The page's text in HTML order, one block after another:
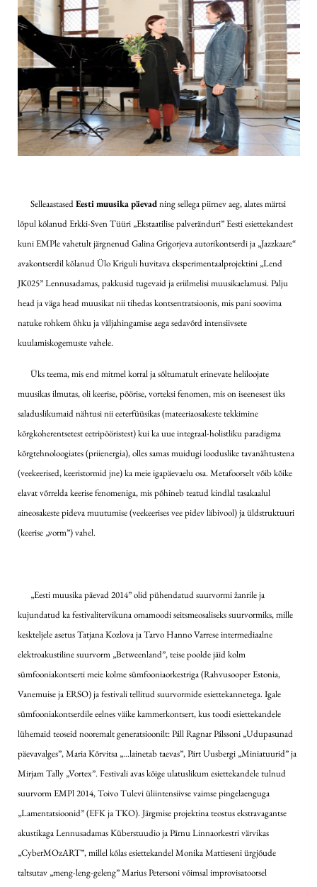
SelleaastasedEesti muusika päevadning sellega piirnev aeg, alates märtsi
lõpul kõlanud Erkki-Sven Tüüri „Ekstaatilise palveränduri” Eesti esiettekandest
kuni EMPle vahetult järgnenud Galina Grigorjeva autorikontserdi ja „Jazzkaare“
avakontserdil kõlanud Ülo Kriguli huvitava eksperimentaalprojektini „Lend
JK025” Lennusadamas, pakkusid tugevaid ja eriilmelisi muusikaelamusi. Palju
head ja väga head muusikat nii tihedas kontsentratsioonis, mis pani soovima
natuke rohkem õhku ja väljahingamise aega sedavõrd intensiivsete
kuulamiskogemuste vahele.
Üks teema, mis end mitmel korral ja sõltumatult erinevate heliloojate
muusikas ilmutas, oli keerise, pöörise, vorteksi fenomen, mis on iseenesest üks
saladuslikumaid nähtusi nii eeterfüüsikas (mateeriaosakeste tekkimine
kõrgkoherentsetest eetripööristest) kui ka uue integraal-holistliku paradigma
kõrgtehnoloogiates (priienergia), olles samas muidugi looduslike tavanähtustena
(veekeerised, keeristormid jne) ka meie igapäevaelu osa. Metafoorselt võib kõike
elavat võrrelda keerise fenomeniga, mis põhineb teatud kindlal tasakaalul
aineosakeste pideva muutumise (veekeerises vee pidev läbivool) ja üldstruktuuri
(keerise „vorm”) vahel.
„Eesti muusika päevad 2014” olid pühendatud suurvormi žanrile ja
kujundatud ka festivalitervikuna omamoodi seitsmeosaliseks suurvormiks, mille
keskteljele asetus Tatjana Kozlova ja Tarvo Hanno Varrese intermediaalne
elektroakustiline suurvorm „Betweenland”, teise poolde jäid kolm
sümfooniakontserti meie kolme sümfooniaorkestriga (Rahvusooper Estonia,
Vanemuise ja ERSO) ja festivali tellitud suurvormide esiettekannetega. Igale
sümfooniakontserdile eelnes väike kammerkontsert, kus toodi esiettekandele
lühemaid teoseid nooremalt generatsioonilt: Páll Ragnar Pálssoni „Udupasunad
päevavalges”, Maria Kõrvitsa „…lainetab taevas”, Pärt Uusbergi „Miniatuurid” ja
Mirjam Tally „Vortex”. Festivali avas kõige ulatuslikum esiettekandele tulnud
suurvorm EMPl 2014, Toivo Tulevi üliintensiivse vaimse pingelaenguga
„Lamentatsioonid” (EFK ja TKO). Järgmise projektina teostus ekstravagantse
akustikaga Lennusadamas Küberstuudio ja Pärnu Linnaorkestri värvikas
„CyberMOzART”, millel kõlas esiettekandel Monika Mattieseni ürgjõude
taltsutav „meng-leng-geleng” Marius Petersoni võimsal improvisatoorsel